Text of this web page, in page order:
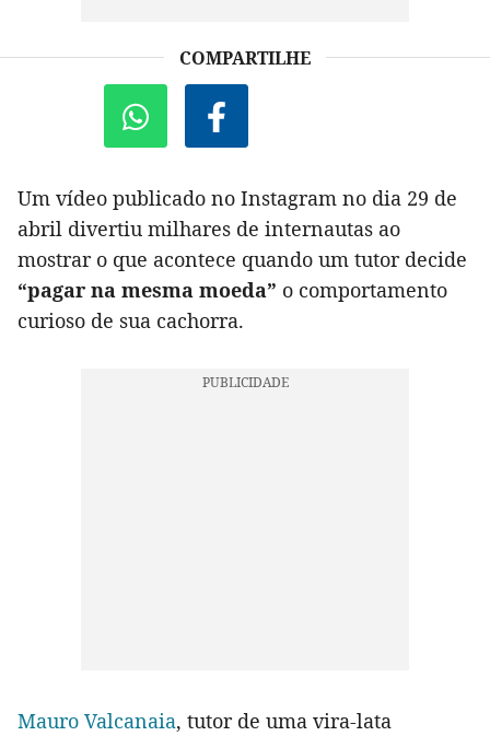
COMPARTILHE
Um vídeo publicado no Instagram no dia 29 de
abril divertiu milhares de internautas ao
mostrar o que acontece quando um tutor decide
“pagar na mesma moeda” o comportamento
curioso de sua cachorra.
Mauro Valcanaia, tutor de uma vira-lata